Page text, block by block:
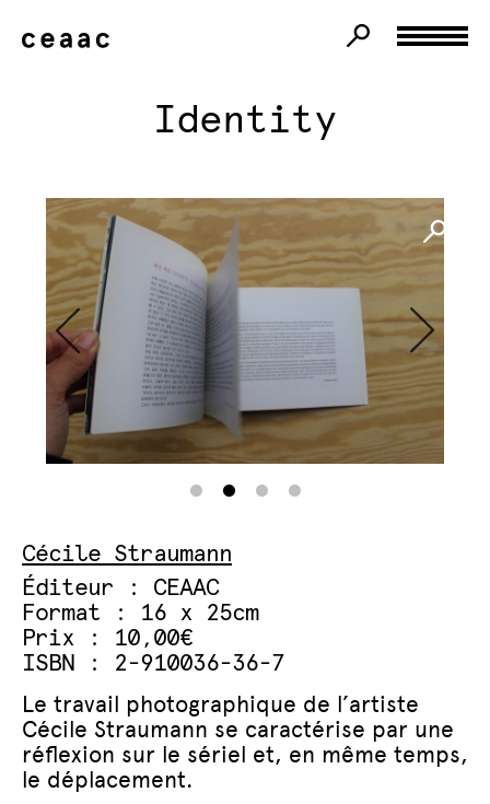
Identity
Cécile Straumann
Éditeur : CEAAC
Format : 16 x 25cm
Prix : 10,00€
ISBN : 2-910036-36-7
Le travail photographique de l’artiste
Cécile Straumann se caractérise par une
réflexion sur le sériel et, en même temps,
le déplacement.